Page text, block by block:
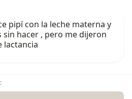
pipí con la leche materna y
sin hacer , pero me dijeron
lactancia